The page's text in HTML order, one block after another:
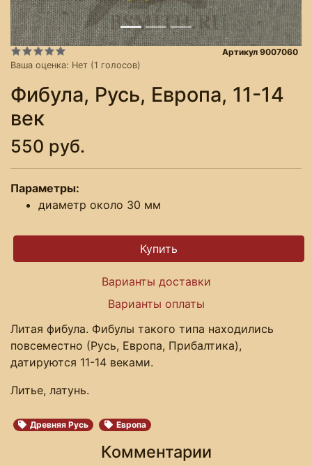
Ваша оценка: Нет (1 голосов)
Артикул 9007060
Фибула, Русь, Европа, 11-14
век
550 руб.
Параметры:
диаметр около 30 мм
Варианты доставки
Варианты оплаты
Литая фибула. Фибулы такого типа находились
повсеместно (Русь, Европа, Прибалтика),
датируются 11-14 веками.
Литье, латунь.
Древняя Русь Европа
Комментарии